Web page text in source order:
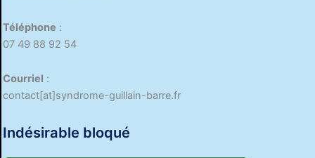
Téléphone :
07 49 88 92 54
Courriel :
contact[at]syndrome-guillain-barre.fr
Indésirable bloqué